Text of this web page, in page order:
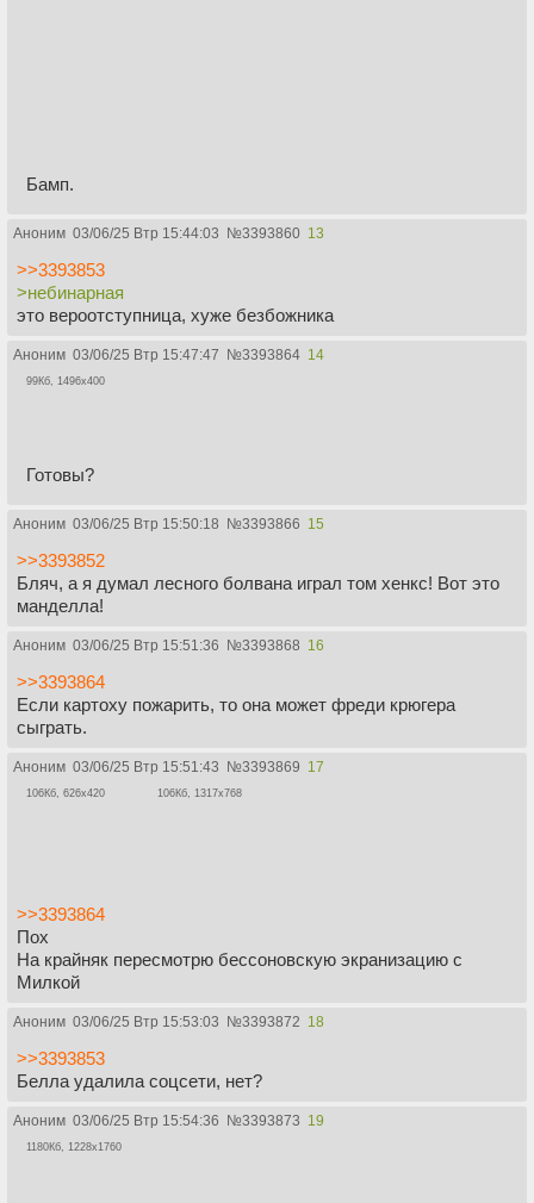
Бамп.
Аноним 03/06/25 Втр 15:44:03 №3393860 13
>>3393853
>небинарная
это вероотступница, хуже безбожника
Аноним 03/06/25 Втр 15:47:47 №3393864 14
99Кб, 1496x400
Готовы?
Аноним 03/06/25 Втр 15:50:18 №3393866 15
>>3393852
Бляч, а я думал лесного болвана играл том хенкс! Вот это
манделла!
Аноним 03/06/25 Втр 15:51:36 №3393868 16
>>3393864
Если картоху пожарить, то она может фреди крюгера
сыграть.
Аноним 03/06/25 Втр 15:51:43 №3393869 17
106Кб, 626x420 106Кб, 1317x768
>>3393864
Пох
На крайняк пересмотрю бессоновскую экранизацию с
Милкой
Аноним 03/06/25 Втр 15:53:03 №3393872 18
>>3393853
Белла удалила соцсети, нет?
Аноним 03/06/25 Втр 15:54:36 №3393873 19
1180Кб, 1228x1760